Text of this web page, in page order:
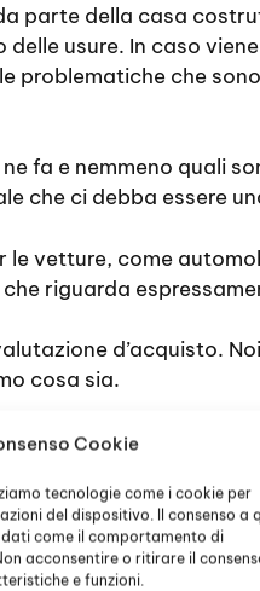
Cookie
tecnologie come i cookie per
del dispositivo. Il consenso a
come il comportamento di
acconsentire o ritirare il
e funzioni.
parte della casa
usure. In caso
problematiche che
fa e nemmeno quali
che ci debba essere
vetture, come
riguarda
d’acquisto.
cosa sia.
prodotto, che sia
l’utente sa che il
dalla casa
calcolato